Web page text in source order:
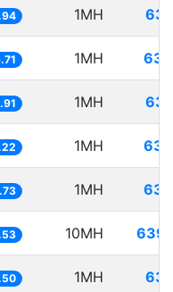
1MH
1MH
1MH
1MH
1MH
10MH
1MH